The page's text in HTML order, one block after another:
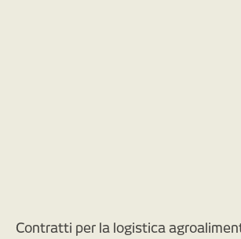
Contratti per la logistica